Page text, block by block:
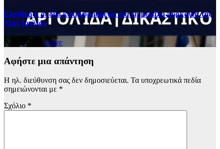
Ελεύθεροι οι δύο κατηγορούμενοι για τη μεγάλη πυρκαγιά της
31ης Ιουλίου
Αυγ 5, 2026 drlive
Αφήστε μια απάντηση
Η ηλ. διεύθυνση σας δεν δημοσιεύεται. Τα υποχρεωτικά πεδία
σημειώνονται με *
Σχόλιο *